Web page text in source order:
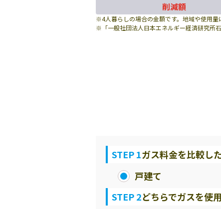
削減額
※4人暮らしの場合の金額です。地域や使用量
※「一般社団法人日本エネルギー経済研究所
STEP 1ガス料金を比較し
戸建て
STEP 2どちらでガスを使